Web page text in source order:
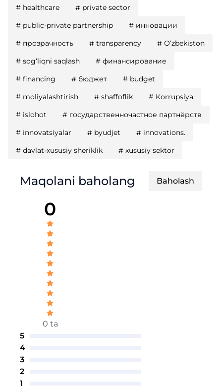
# healthcare # private sector
# public-private partnership # инновации
# прозрачность # transparency # O‘zbekiston
# sog‘liqni saqlash # финансирование
# financing # бюджет # budget
# moliyalashtirish # shaffoflik # Korrupsiya
# islohot # государственночастное партнёрств
# innovatsiyalar # byudjet # innovations.
# davlat-xususiy sheriklik # xususiy sektor
Maqolani baholang Baholash
0
0 ta
5
4
3
2
1